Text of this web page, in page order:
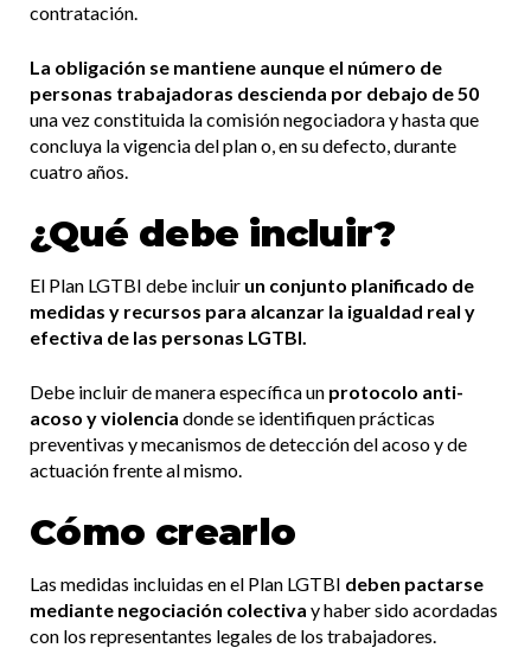
contratación.
La obligación se mantiene aunque el número de
personas trabajadoras descienda por debajo de 50
una vez constituida la comisión negociadora y hasta que
concluya la vigencia del plan o, en su defecto, durante
cuatro años.
¿Qué debe incluir?
El Plan LGTBI debe incluir un conjunto planificado de
medidas y recursos para alcanzar la igualdad real y
efectiva de las personas LGTBI.
Debe incluir de manera específica un protocolo anti-
acoso y violencia donde se identifiquen prácticas
preventivas y mecanismos de detección del acoso y de
actuación frente al mismo.
Cómo crearlo
Las medidas incluidas en el Plan LGTBI deben pactarse
mediante negociación colectiva y haber sido acordadas
con los representantes legales de los trabajadores.